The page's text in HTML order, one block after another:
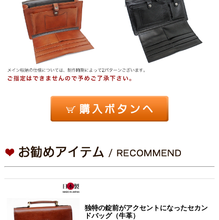
独特の錠前がアクセントになったセカン
ドバッグ（牛革）